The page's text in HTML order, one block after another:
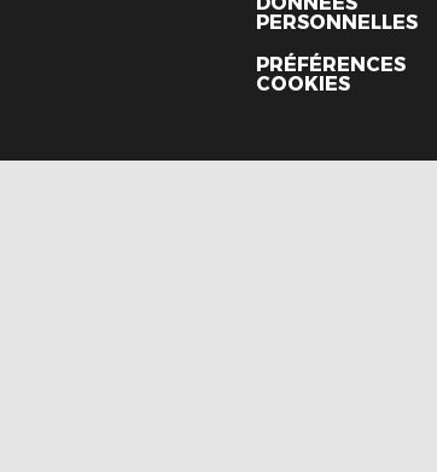
PERSONNELLES
PRÉFÉRENCES
COOKIES